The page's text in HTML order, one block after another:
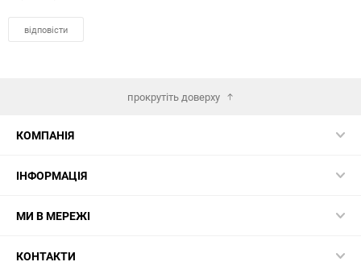
відповісти
прокрутіть доверху
КОМПАНІЯ
ІНФОРМАЦІЯ
МИ В МЕРЕЖІ
КОНТАКТИ